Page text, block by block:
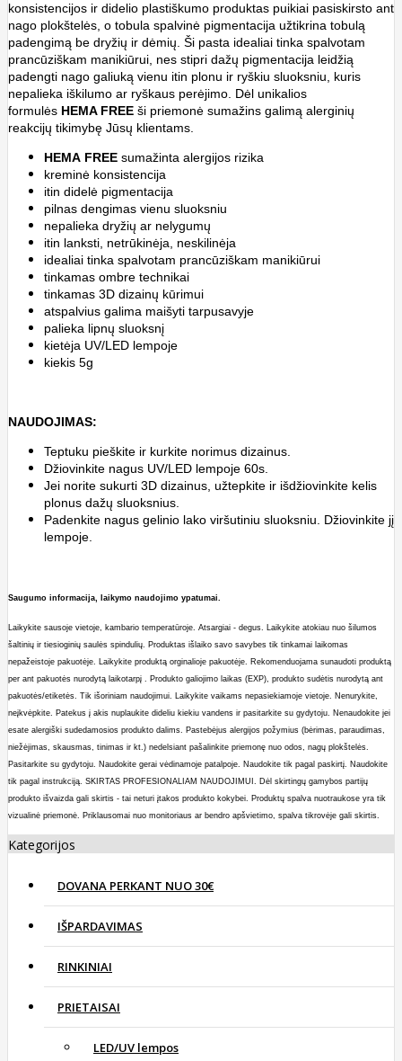
konsistencijos ir didelio plastiškumo produktas puikiai pasiskirsto ant
nago plokštelės, o tobula spalvinė pigmentacija užtikrina tobulą
padengimą be dryžių ir dėmių. Ši pasta idealiai tinka spalvotam
prancūziškam manikiūrui, nes stipri dažų pigmentacija leidžią
padengti nago galiuką vienu itin plonu ir ryškiu sluoksniu, kuris
nepalieka iškilumo ar ryškaus perėjimo. Dėl unikalios
formulės HEMA FREE ši priemonė sumažins galimą alerginių
reakcijų tikimybę Jūsų klientams.
HEMA FREE sumažinta alergijos rizika
kreminė konsistencija
itin didelė pigmentacija
pilnas dengimas vienu sluoksniu
nepalieka dryžių ar nelygumų
itin lanksti, netrūkinėja, neskilinėja
idealiai tinka spalvotam prancūziškam manikiūrui
tinkamas ombre technikai
tinkamas 3D dizainų kūrimui
atspalvius galima maišyti tarpusavyje
palieka lipnų sluoksnį
kietėja UV/LED lempoje
kiekis 5g
NAUDOJIMAS:
Teptuku pieškite ir kurkite norimus dizainus.
Džiovinkite nagus UV/LED lempoje 60s.
Jei norite sukurti 3D dizainus, užtepkite ir išdžiovinkite kelis
plonus dažų sluoksnius.
Padenkite nagus gelinio lako viršutiniu sluoksniu. Džiovinkite jį
lempoje.
Saugumo informacija, laikymo naudojimo ypatumai.
Laikykite sausoje vietoje, kambario temperatūroje. Atsargiai - degus. Laikykite atokiau nuo šilumos
šaltinių ir tiesioginių saulės spindulių. Produktas išlaiko savo savybes tik tinkamai laikomas
nepažeistoje pakuotėje. Laikykite produktą orginalioje pakuotėje. Rekomenduojama sunaudoti produktą
per ant pakuotės nurodytą laikotarpį . Produkto galiojimo laikas (EXP), produkto sudėtis nurodytą ant
pakuotės/etiketės. Tik išoriniam naudojimui. Laikykite vaikams nepasiekiamoje vietoje. Nenurykite,
neįkvėpkite. Patekus į akis nuplaukite dideliu kiekiu vandens ir pasitarkite su gydytoju. Nenaudokite jei
esate alergiški sudedamosios produkto dalims. Pastebėjus alergijos požymius (bėrimas, paraudimas,
niežėjimas, skausmas, tinimas ir kt.) nedelsiant pašalinkite priemonę nuo odos, nagų plokštelės.
Pasitarkite su gydytoju. Naudokite gerai vėdinamoje patalpoje. Naudokite tik pagal paskirtį. Naudokite
tik pagal instrukciją. SKIRTAS PROFESIONALIAM NAUDOJIMUI. Dėl skirtingų gamybos partijų
produkto išvaizda gali skirtis - tai neturi įtakos produkto kokybei. Produktų spalva nuotraukose yra tik
vizualinė priemonė. Priklausomai nuo monitoriaus ar bendro apšvietimo, spalva tikrovėje gali skirtis.
Kategorijos
DOVANA PERKANT NUO 30€
IŠPARDAVIMAS
RINKINIAI
PRIETAISAI
LED/UV lempos